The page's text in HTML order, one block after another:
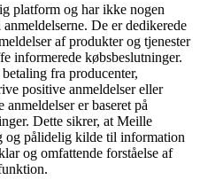
platform og har ikke nogen
De er dedikerede
af produkter og tjenester
informerede købsbeslutninger.
fra producenter,
positive anmeldelser eller
er baseret på
Dette sikrer, at Meille
og pålidelig kilde til information
og omfattende forståelse af